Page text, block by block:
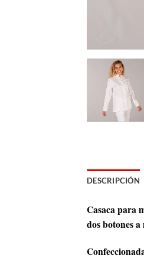
DESCRIPCIÓN
Casaca para
dos botones